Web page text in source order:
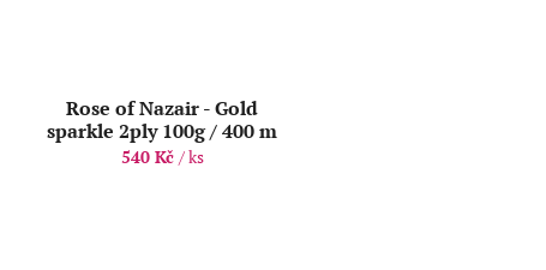
Rose of Nazair - Gold
sparkle 2ply 100g / 400 m
540 Kč / ks